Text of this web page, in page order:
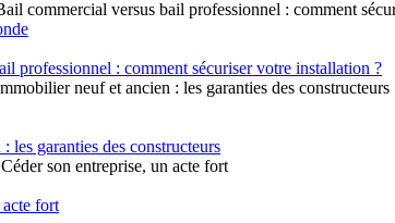
professionnel : comment sécuriser votre installation ?
garanties des constructeurs
fort